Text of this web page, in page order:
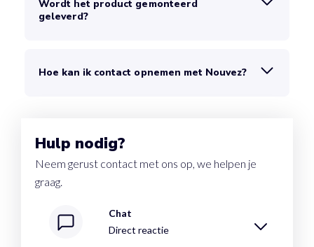
Wordt het product gemonteerd
geleverd?
Hoe kan ik contact opnemen met Nouvez?
Hulp nodig?
Neem gerust contact met ons op, we helpen je
graag.
Chat
Direct reactie